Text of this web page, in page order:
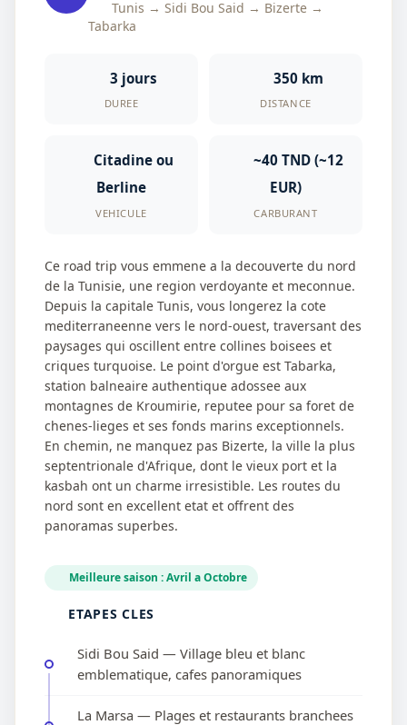
Tunis → Sidi Bou Said → Bizerte →
Tabarka
3 jours
DUREE
350 km
DISTANCE
Citadine ou
Berline
VEHICULE
~40 TND (~12
EUR)
CARBURANT
Ce road trip vous emmene a la decouverte du nord
de la Tunisie, une region verdoyante et meconnue.
Depuis la capitale Tunis, vous longerez la cote
mediterraneenne vers le nord-ouest, traversant des
paysages qui oscillent entre collines boisees et
criques turquoise. Le point d'orgue est Tabarka,
station balneaire authentique adossee aux
montagnes de Kroumirie, reputee pour sa foret de
chenes-lieges et ses fonds marins exceptionnels.
En chemin, ne manquez pas Bizerte, la ville la plus
septentrionale d'Afrique, dont le vieux port et la
kasbah ont un charme irresistible. Les routes du
nord sont en excellent etat et offrent des
panoramas superbes.
Meilleure saison : Avril a Octobre
ETAPES CLES
Sidi Bou Said — Village bleu et blanc
emblematique, cafes panoramiques
La Marsa — Plages et restaurants branchees